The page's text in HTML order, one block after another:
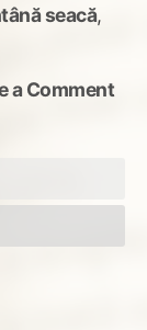
seacă,
a Commenton